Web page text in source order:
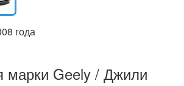
года
марки Geely / Джили